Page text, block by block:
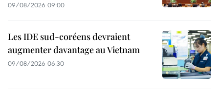
09/08/2026 09:00
Les IDE sud-coréens devraient
augmenter davantage au Vietnam
09/08/2026 06:30